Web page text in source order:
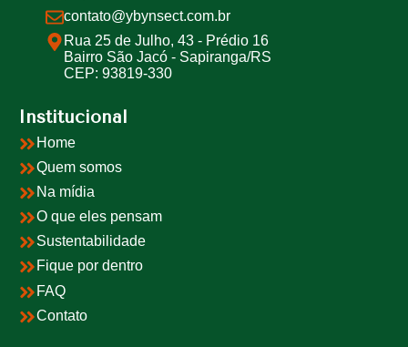
contato@ybynsect.com.br
Rua 25 de Julho, 43 - Prédio 16
Bairro São Jacó - Sapiranga/RS
CEP: 93819-330
Institucional
Home
Quem somos
Na mídia
O que eles pensam
Sustentabilidade
Fique por dentro
FAQ
Contato